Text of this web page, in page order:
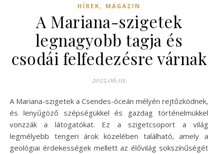
HÍREK, MAGAZIN
A Mariana-szigetek
legnagyobb tagja és
csodái felfedezésre várnak
2025.06.01.
A Mariana-szigetek a Csendes-óceán mélyén rejtőzködnek,
és lenyűgöző szépségükkel és gazdag történelmükkel
vonzzák a látogatókat. Ez a szigetcsoport a világ
legmélyebb tengeri árok közelében található, amely a
geológiai érdekességek mellett az élővilág sokszínűségét